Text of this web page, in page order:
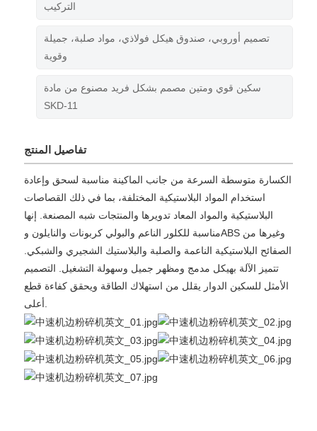
التركيب
تصميم أوروبي، صندوق هيكل فولاذي، مواد صلبة، جميلة
وقوية
سكين قوي ومتين مصمم بشكل فريد مصنوع من مادة
SKD-11
تفاصيل المنتج
الكسارة متوسطة السرعة من جانب الماكينة مناسبة لسحق وإعادة
استخدام المواد البلاستيكية المختلفة، بما في ذلك القصاصات
البلاستيكية والمواد المعاد تدويرها والمنتجات شبه المصنعة. إنها
مناسبة للكلور الناعم والبولي كربونات والنايلون وABS وغيرها من
الصفائح البلاستيكية الناعمة والصلبة والبلاستيك الشجيري والشبكي.
تتميز الآلة بهيكل مدمج ومظهر جميل وسهولة التشغيل. التصميم
الأمثل للسكين الدوار يقلل من استهلاك الطاقة ويحقق كفاءة قطع
أعلى.